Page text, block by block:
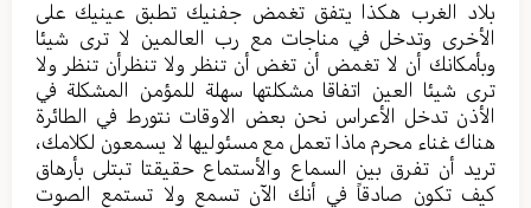
بلاد الغرب هكذا يتفق تغمض جفنيك تطبق عينيك على
الأخرى وتدخل في مناجات مع رب العالمين لا ترى شيئا
وبأمكانك أن لا تغمض أن تغض أن تنظر ولا تنظرأن تنظر ولا
ترى شيئا العين اتفاقا مشكلتها سهلة للمؤمن المشكلة في
الأذن تدخل الأعراس نحن بعض الاوقات نتورط في الطائرة
هناك غناء محرم ماذا تعمل مع مسئوليها لا يسمعون لكلامك،
تريد أن تفرق بين السماع والأستماع حقيقتا تبتلى بأرهاق
كيف تكون صادقاً في أنك الآن تسمع ولا تستمع الصوت